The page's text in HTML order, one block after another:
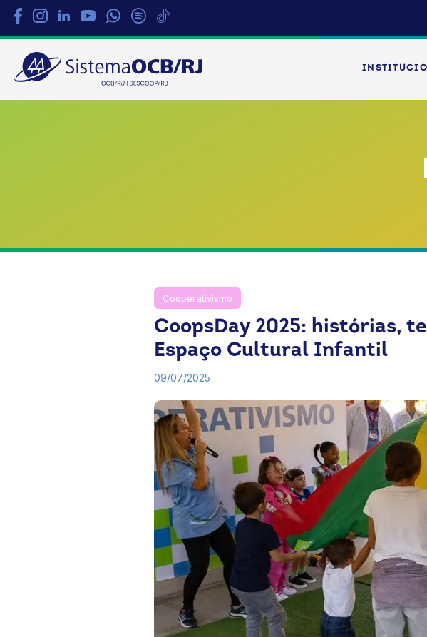
Sistema
Cooperativismo
CoopsDay 2025: histórias,
Espaço Cultural Infantil
09/07/2025